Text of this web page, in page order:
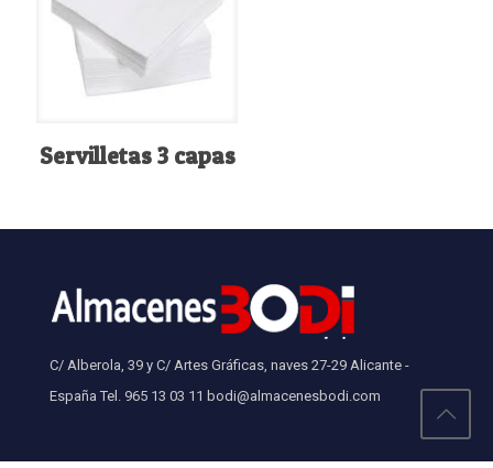
Servilletas 3 capas
C/ Alberola, 39 y C/ Artes Gráficas, naves 27-29 Alicante -
España Tel. 965 13 03 11 bodi@almacenesbodi.com